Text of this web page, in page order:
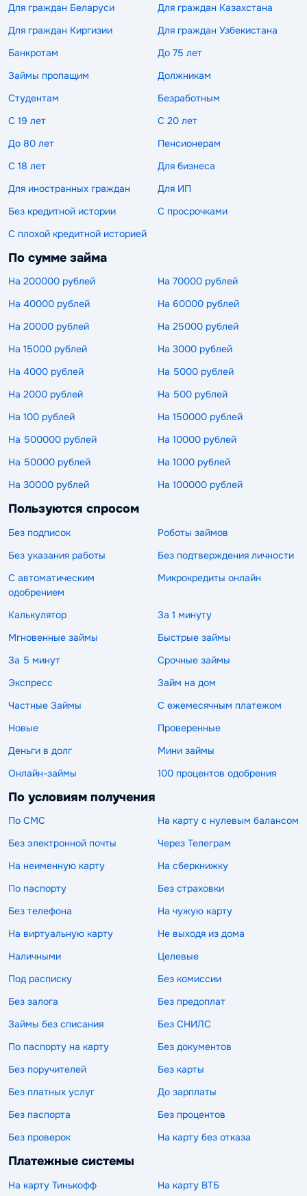
Для граждан Беларуси
Для граждан Казахстана
Для граждан Киргизии
Для граждан Узбекистана
Банкротам
До 75 лет
Займы пропащим
Должникам
Студентам
Безработным
С 19 лет
С 20 лет
До 80 лет
Пенсионерам
С 18 лет
Для бизнеса
Для иностранных граждан
Для ИП
Без кредитной истории
С просрочками
С плохой кредитной историей
По сумме займа
На 200000 рублей
На 70000 рублей
На 40000 рублей
На 60000 рублей
На 20000 рублей
На 25000 рублей
На 15000 рублей
На 3000 рублей
На 4000 рублей
На 5000 рублей
На 2000 рублей
На 500 рублей
На 100 рублей
На 150000 рублей
На 500000 рублей
На 10000 рублей
На 50000 рублей
На 1000 рублей
На 30000 рублей
На 100000 рублей
Пользуются спросом
Без подписок
Роботы займов
Без указания работы
Без подтверждения личности
С автоматическим
одобрением
Микрокредиты онлайн
Калькулятор
За 1 минуту
Мгновенные займы
Быстрые займы
За 5 минут
Срочные займы
Экспресс
Займ на дом
Частные Займы
С ежемесячным платежом
Новые
Проверенные
Деньги в долг
Мини займы
Онлайн-займы
100 процентов одобрения
По условиям получения
По СМС
На карту с нулевым балансом
Без электронной почты
Через Телеграм
На неименную карту
На сберкнижку
По паспорту
Без страховки
Без телефона
На чужую карту
На виртуальную карту
Не выходя из дома
Наличными
Целевые
Под расписку
Без комиссии
Без залога
Без предоплат
Займы без списания
Без СНИЛС
По паспорту на карту
Без документов
Без поручителей
Без карты
Без платных услуг
До зарплаты
Без паспорта
Без процентов
Без проверок
На карту без отказа
Платежные системы
На карту Тинькофф
На карту ВТБ